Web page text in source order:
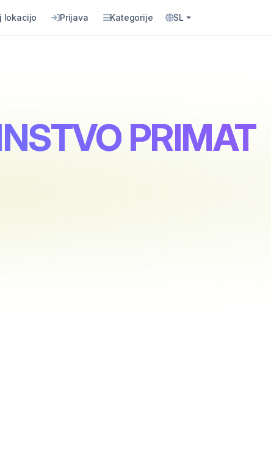
lokacijo Prijava Kategorije SL
PRIMAT